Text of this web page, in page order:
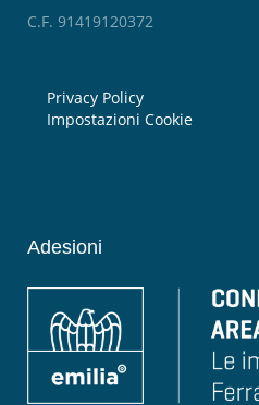
C.F. 91419120372
Privacy Policy
Impostazioni Cookie
Adesioni